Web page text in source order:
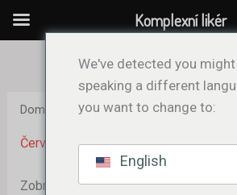
Přeskočit
Domů / Red Wine
Červené víno
Zobrazeno 1. – 12. z 19 výsledků
We've detected you
speaking a different
you want to change to:
English
Komplexní likér